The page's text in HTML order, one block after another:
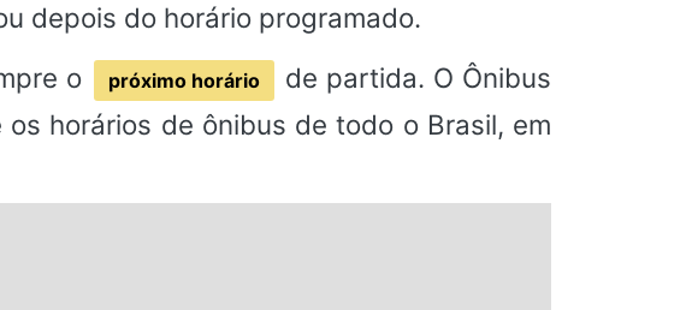
depois do horário programado.
o
próximo horário
de partida. O Ônibus
horários de ônibus de todo o Brasil, em